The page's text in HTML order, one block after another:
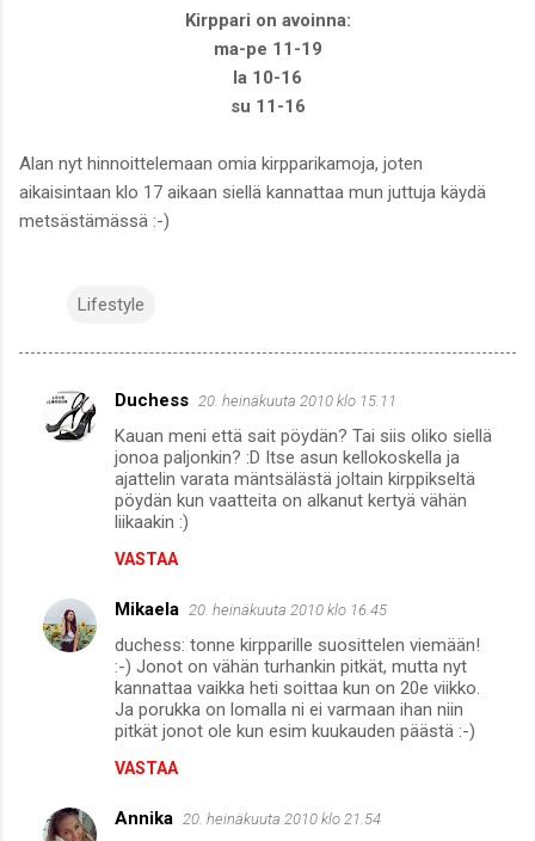
Kirppari on avoinna:
ma-pe 11-19
la 10-16
su 11-16
Alan nyt hinnoittelemaan omia kirpparikamoja, joten
aikaisintaan klo 17 aikaan siellä kannattaa mun juttuja käydä
metsästämässä :-)
Lifestyle
o
t
i
Duchess 20. heinäkuuta 2010 klo 15.11
Kauan meni että sait pöydän? Tai siis oliko siellä
jonoa paljonkin? :D Itse asun kellokoskella ja
ajattelin varata mäntsälästä joltain kirppikseltä
pöydän kun vaatteita on alkanut kertyä vähän
liikaakin :)
VASTAA
Mikaela 20. heinäkuuta 2010 klo 16.45
duchess: tonne kirpparille suosittelen viemään!
:-) Jonot on vähän turhankin pitkät, mutta nyt
kannattaa vaikka heti soittaa kun on 20e viikko.
Ja porukka on lomalla ni ei varmaan ihan niin
pitkät jonot ole kun esim kuukauden päästä :-)
VASTAA
Annika 20. heinäkuuta 2010 klo 21.54